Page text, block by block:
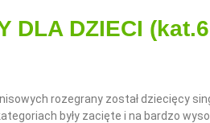
DLA DZIECI
rozegrany został dziecięcy
były zacięte i na bardzo